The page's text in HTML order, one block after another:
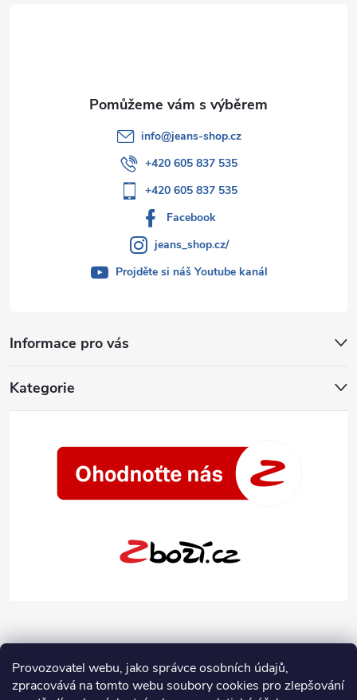
Provozovatel webu, jako správce osobních údajů,
zpracovává na tomto webu soubory cookies pro zlepšování
Informace pro vás
Kategorie
info@jeans-shop.cz
+420 605 837 535
+420 605 837 535
Facebook
jeans_shop.cz/
Projděte si náš Youtube kanál